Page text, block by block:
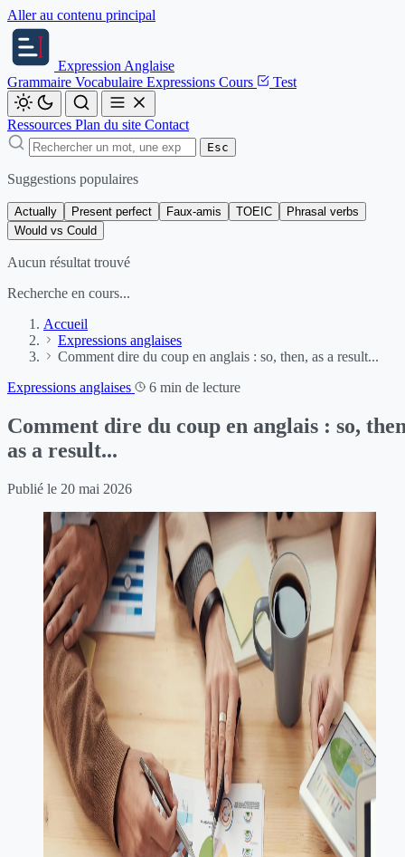
Aller au contenu principal
Expression Anglaise
Grammaire Vocabulaire Expressions Cours Test
Ressources Plan du site Contact
Esc
Suggestions populaires
Actually Present perfect Faux-amis TOEIC
Phrasal verbs
Would vs Could
Aucun résultat trouvé
Recherche en cours...
Accueil
Expressions anglaises
Comment dire du coup en anglais : so, then, as a result...
Expressions anglaises
6 min de lecture
Comment dire du coup en anglais : so,
as a result...
Publié le 20 mai 2026